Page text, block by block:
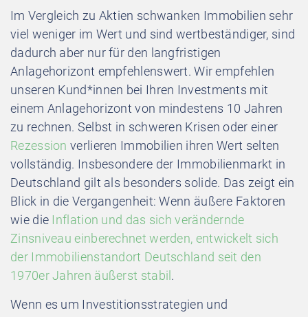
Im Vergleich zu Aktien schwanken Immobilien sehr
viel weniger im Wert und sind wertbeständiger, sind
dadurch aber nur für den langfristigen
Anlagehorizont empfehlenswert. Wir empfehlen
unseren Kund*innen bei Ihren Investments mit
einem Anlagehorizont von mindestens 10 Jahren
zu rechnen. Selbst in schweren Krisen oder einer
Rezession verlieren Immobilien ihren Wert selten
vollständig. Insbesondere der Immobilienmarkt in
Deutschland gilt als besonders solide. Das zeigt ein
Blick in die Vergangenheit: Wenn äußere Faktoren
wie die Inflation und das sich verändernde
Zinsniveau einberechnet werden, entwickelt sich
der Immobilienstandort Deutschland seit den
1970er Jahren äußerst stabil .
Wenn es um Investitionsstrategien und